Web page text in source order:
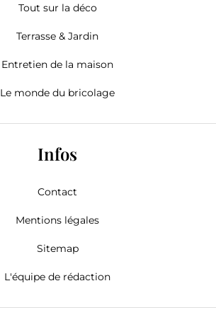
Tout sur la déco
Terrasse & Jardin
Entretien de la maison
Le monde du bricolage
Infos
Contact
Mentions légales
Sitemap
L'équipe de rédaction